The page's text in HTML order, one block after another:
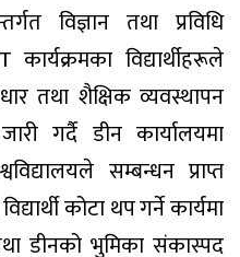
विज्ञान तथा प्रविधि
विद्यार्थीहरूले
तथा शैक्षिक व्यवस्थापन
गर्दै डीन कार्यालयमा
सम्बन्धन प्राप्त
कोटा थप गर्ने कार्यमा
डीनको भुमिका संकास्पद